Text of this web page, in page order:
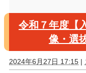
令和７年度【
像・選
2024年6月27日 17:15 |